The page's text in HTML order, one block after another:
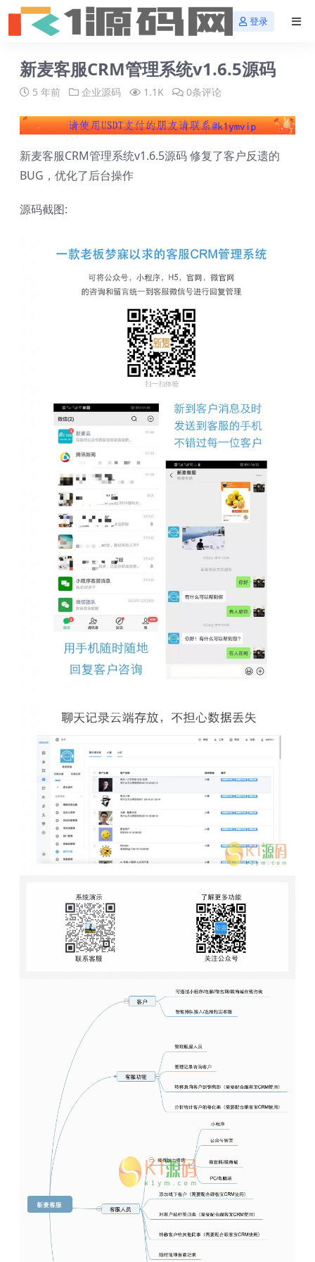
登录
新麦客服CRM管理系统v1.6.5源码
5 年前 企业源码 1.1K 0条评论
新麦客服CRM管理系统v1.6.5源码 修复了客户反遗的
BUG，优化了后台操作
源码截图: